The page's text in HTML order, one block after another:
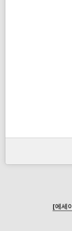
[에세